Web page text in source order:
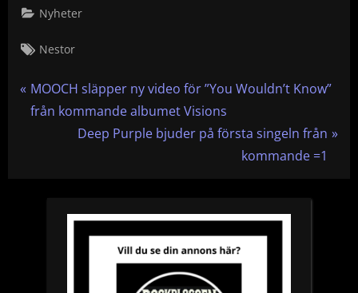
Nyheter
Tags:
Nestor
P
r
MOOCH släpper ny video för ”You Wouldn’t Know”
från kommande albumet Visions
N
P
Deep Purple bjuder på första singeln från
kommande =1